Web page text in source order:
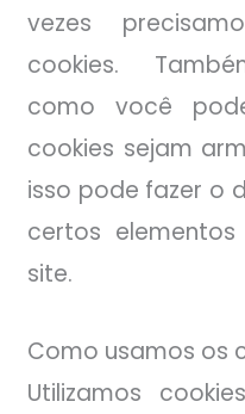
vezes
cookies.
como você
cookies sejam
isso pode fazer o
certos
site.
Como usamos os
Utilizamos